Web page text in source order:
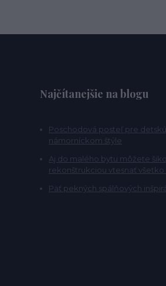
Najčítanejšie na blogu
Poschodová posteľ pre
námorníckom štýle
Aj do malého bytu môžete
rekonštrukciou vtesnať
Päť pekných spálňových